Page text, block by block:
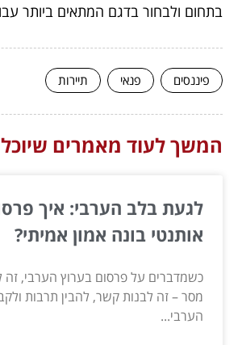
בתחום ולבחור בדגם המתאים ביותר
פיננסים פנאי תיירות
המשך לעוד מאמרים
לגעת בלב הערבי: איך
אותנטי בונה אמון אמיתי?
כשמדברים על פרסום בערוץ הערבי, זה
מסר – זה לבנות קשר, להבין תרבות
הערבי...